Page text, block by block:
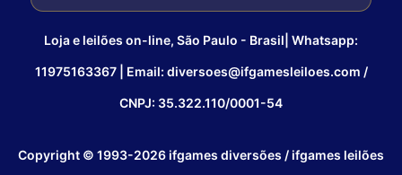
Loja e leilões on-line, São Paulo - Brasil| Whatsapp:
11975163367 | Email: diversoes@ifgamesleiloes.com /
CNPJ: 35.322.110/0001-54
Copyright © 1993-2026 ifgames diversões / ifgames leilões